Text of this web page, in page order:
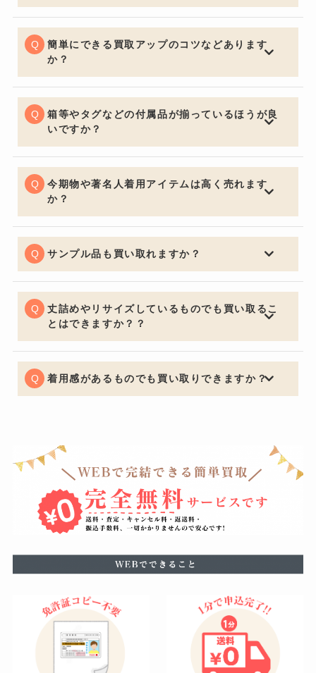
となる場合がございますが、BETTER CALL BROSKIで
は季節問わず精一杯の価格でお買取りさせていただきま
簡単にできる買取アップのコツなどあります
か？
いくら流行の品やブランド品であっても、汚れていると
査定額は下がってしまいます。見た目はとても大切なポ
イントです。
箱等やタグなどの付属品が揃っているほうが良
いですか？
ッグの場合は保管用の布袋など付属品があると信頼性も
上がり査定額アップの重要ポイントになります。
今期物や著名人着用アイテムは高く売れます
か？
セールになっていたりすると査定額にも響くため売却を
ご検討の際は購入してからなるべく早く売るのをオスス
難になり需要が高く買い取り価格も高くなります。
サンプル品も買い取れますか？
安くなってしまいますがサンプルか関係なしにデザイン
で中古市場は値段が決まるためサンプル品でも全く問題
ございません。
丈詰めやリサイズしているものでも買い取るこ
とはできますか？？
どの丈詰めやリサイズがある場合はお買取りできないケ
ースもございますので予めご了承くださいませ。
着用感があるものでも買い取りできますか？
に留めることができるように努めています。